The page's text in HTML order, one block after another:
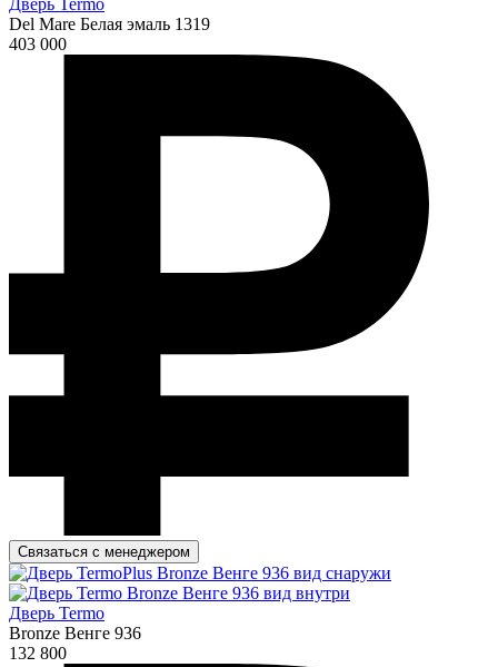
Del Mare Белая эмаль 1319
403 000
Связаться с менеджером
Дверь Termo
Bronze Венге 936
132 800